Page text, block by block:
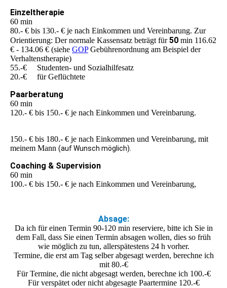
Einzeltherapie
60 min
80.- € bis 130.- € je nach Einkommen und Vereinbarung. Zur
Orientierung: Der normale Kassensatz beträgt für50 min 116.62
€ - 134.06 € (siehe GOPGebührenordnung am Beispiel der
Verhaltenstherapie)
55.-€ Studenten- und Sozialhilfesatz
20.-€ für Geflüchtete
Paarberatung
60 min
120.- € bis 150.- € je nach Einkommen und Vereinbarung.
150.- € bis 180.- € je nach Einkommen und Vereinbarung, mit
meinem Mann (auf Wunsch möglich).
Coaching & Supervision
60 min
100.- € bis 150.- € je nach Einkommen und Vereinbarung,
Absage:
Da ich für einen Termin 90-120 min reserviere, bitte ich Sie in
dem Fall, dass Sie einen Termin absagen wollen, dies so früh
wie möglich zu tun, allerspätestens 24 h vorher.
Termine, die erst am Tag selber abgesagt werden, berechne ich
mit 80.-€
Für Termine, die nicht abgesagt werden, berechne ich 100.-€
Für verspätet oder nicht abgesagte Paartermine 120.-€